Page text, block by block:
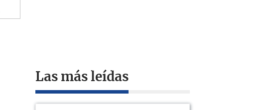
Las más leídas